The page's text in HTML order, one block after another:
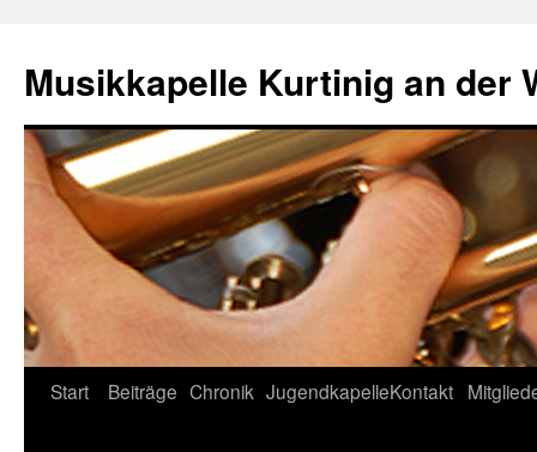
Musikkapelle Kurtinig an der
Start Beiträge Chronik JugendkapelleKontakt